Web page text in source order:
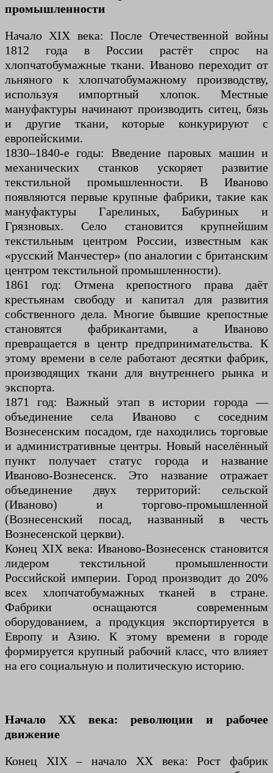
промышленности
Начало XIX века: После Отечественной войны
1812 года в России растёт спрос на
хлопчатобумажные ткани. Иваново переходит от
льняного к хлопчатобумажному производству,
используя импортный хлопок. Местные
мануфактуры начинают производить ситец, бязь
и другие ткани, которые конкурируют с
европейскими.
1830–1840-е годы: Введение паровых машин и
механических станков ускоряет развитие
текстильной промышленности. В Иваново
появляются первые крупные фабрики, такие как
мануфактуры Гарелиных, Бабуриных и
Грязновых. Село становится крупнейшим
текстильным центром России, известным как
«русский Манчестер» (по аналогии с британским
центром текстильной промышленности).
1861 год: Отмена крепостного права даёт
крестьянам свободу и капитал для развития
собственного дела. Многие бывшие крепостные
становятся фабрикантами, а Иваново
превращается в центр предпринимательства. К
этому времени в селе работают десятки фабрик,
производящих ткани для внутреннего рынка и
экспорта.
1871 год: Важный этап в истории города —
объединение села Иваново с соседним
Вознесенским посадом, где находились торговые
и административные центры. Новый населённый
пункт получает статус города и название
Иваново-Вознесенск. Это название отражает
объединение двух территорий: сельской
(Иваново) и торгово-промышленной
(Вознесенский посад, названный в честь
Вознесенской церкви).
Конец XIX века: Иваново-Вознесенск становится
лидером текстильной промышленности
Российской империи. Город производит до 20%
всех хлопчатобумажных тканей в стране.
Фабрики оснащаются современным
оборудованием, а продукция экспортируется в
Европу и Азию. К этому времени в городе
формируется крупный рабочий класс, что влияет
на его социальную и политическую историю.
Начало XX века: революции и рабочее
движение
Конец XIX – начало XX века: Рост фабрик